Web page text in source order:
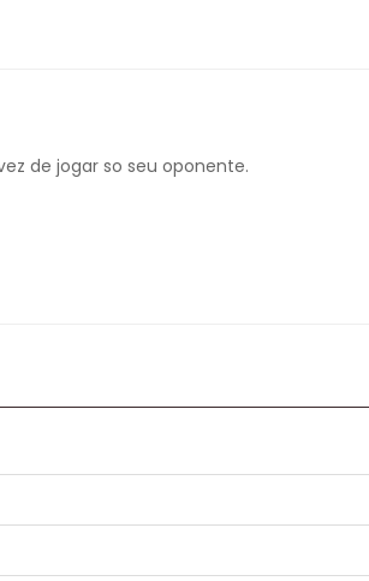
de jogar so seu oponente.